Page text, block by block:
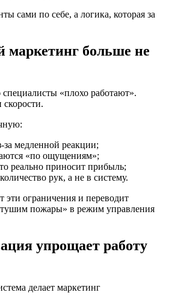
сами по себе, а логика, которая за
маркетинг больше не
«плохо работают».
за медленной реакции;
«по ощущениям»;
реально приносит прибыль;
рук, а не в систему.
эти ограничения и переводит
пожары» в режим управления
упрощает работу
делает маркетинг